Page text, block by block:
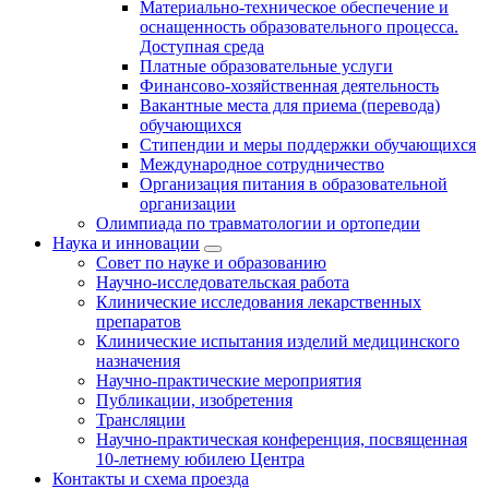
Материально-техническое обеспечение и
оснащенность образовательного процесса.
Доступная среда
Платные образовательные услуги
Финансово-хозяйственная деятельность
Вакантные места для приема (перевода)
обучающихся
Стипендии и меры поддержки обучающихся
Международное сотрудничество
Организация питания в образовательной
организации
Олимпиада по травматологии и ортопедии
Наука и инновации
Совет по науке и образованию
Научно-исследовательская работа
Клинические исследования лекарственных
препаратов
Клинические испытания изделий медицинского
назначения
Научно-практические мероприятия
Публикации, изобретения
Трансляции
Научно-практическая конференция, посвященная
10-летнему юбилею Центра
Контакты и схема проезда